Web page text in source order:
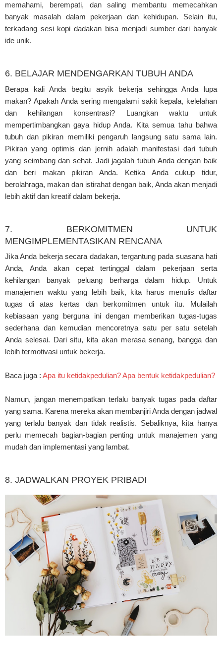
memahami, berempati, dan saling membantu memecahkan
banyak masalah dalam pekerjaan dan kehidupan. Selain itu,
terkadang sesi kopi dadakan bisa menjadi sumber dari banyak
ide unik.
6. BELAJAR MENDENGARKAN TUBUH ANDA
Berapa kali Anda begitu asyik bekerja sehingga Anda lupa
makan? Apakah Anda sering mengalami sakit kepala, kelelahan
dan kehilangan konsentrasi? Luangkan waktu untuk
mempertimbangkan gaya hidup Anda. Kita semua tahu bahwa
tubuh dan pikiran memiliki pengaruh langsung satu sama lain.
Pikiran yang optimis dan jernih adalah manifestasi dari tubuh
yang seimbang dan sehat. Jadi jagalah tubuh Anda dengan baik
dan beri makan pikiran Anda. Ketika Anda cukup tidur,
berolahraga, makan dan istirahat dengan baik, Anda akan menjadi
lebih aktif dan kreatif dalam bekerja.
7. BERKOMITMEN UNTUK
MENGIMPLEMENTASIKAN RENCANA
Jika Anda bekerja secara dadakan, tergantung pada suasana hati
Anda, Anda akan cepat tertinggal dalam pekerjaan serta
kehilangan banyak peluang berharga dalam hidup. Untuk
manajemen waktu yang lebih baik, kita harus menulis daftar
tugas di atas kertas dan berkomitmen untuk itu. Mulailah
kebiasaan yang berguna ini dengan memberikan tugas-tugas
sederhana dan kemudian mencoretnya satu per satu setelah
Anda selesai. Dari situ, kita akan merasa senang, bangga dan
lebih termotivasi untuk bekerja.
Baca juga : Apa itu ketidakpedulian? Apa bentuk ketidakpedulian?
Namun, jangan menempatkan terlalu banyak tugas pada daftar
yang sama. Karena mereka akan membanjiri Anda dengan jadwal
yang terlalu banyak dan tidak realistis. Sebaliknya, kita hanya
perlu memecah bagian-bagian penting untuk manajemen yang
mudah dan implementasi yang lambat.
8. JADWALKAN PROYEK PRIBADI